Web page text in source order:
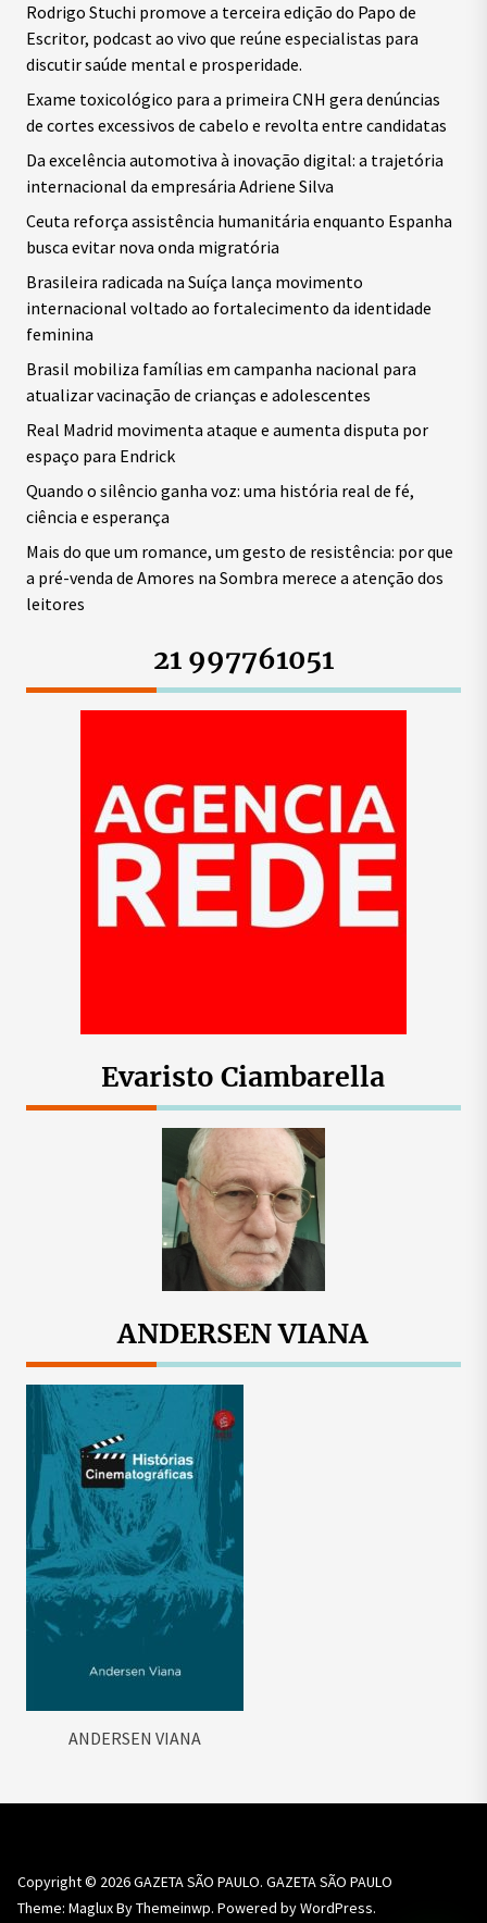
Rodrigo Stuchi promove a terceira edição do Papo de
Escritor, podcast ao vivo que reúne especialistas para
discutir saúde mental e prosperidade.
Exame toxicológico para a primeira CNH gera denúncias
de cortes excessivos de cabelo e revolta entre candidatas
Da excelência automotiva à inovação digital: a trajetória
internacional da empresária Adriene Silva
Ceuta reforça assistência humanitária enquanto Espanha
busca evitar nova onda migratória
Brasileira radicada na Suíça lança movimento
internacional voltado ao fortalecimento da identidade
feminina
Brasil mobiliza famílias em campanha nacional para
atualizar vacinação de crianças e adolescentes
Real Madrid movimenta ataque e aumenta disputa por
espaço para Endrick
Quando o silêncio ganha voz: uma história real de fé,
ciência e esperança
Mais do que um romance, um gesto de resistência: por que
a pré-venda de Amores na Sombra merece a atenção dos
leitores
21 997761051
Evaristo Ciambarella
ANDERSEN VIANA
ANDERSEN VIANA
Copyright © 2026GAZETA SÃO PAULO. GAZETA SÃO PAULO
Theme: Maglux ByThemeinwp. Powered byWordPress.